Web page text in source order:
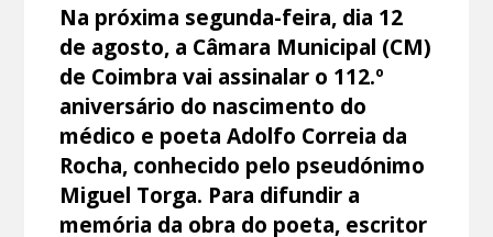
Na próxima segunda-feira, dia 12
de agosto, a Câmara Municipal (CM)
de Coimbra vai assinalar o 112.º
aniversário do nascimento do
médico e poeta Adolfo Correia da
Rocha, conhecido pelo pseudónimo
Miguel Torga. Para difundir a
memória da obra do poeta, escritor